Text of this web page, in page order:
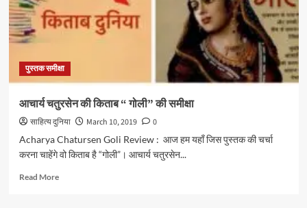
पुस्तक समीक्षा
आचार्य चतुरसेन की किताब “ गोली” की समीक्षा
साहित्य दुनिया March 10, 2019
0
Acharya Chatursen Goli Review : आज हम यहाँ जिस पुस्तक की चर्चा
करना चाहेंगे वो किताब है “गोली”। आचार्य चतुरसेन...
Read MoreRead